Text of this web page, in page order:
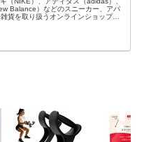
Balance）などのスニーカー、アパ
貨を取り扱うオンラインショップで